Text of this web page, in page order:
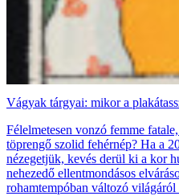
Vágyak tárgyai: mikor a
Félelmetesen vonzó femme
töprengő szolid fehérnép? Ha a
nézegetjük, kevés derül ki a kor
nehezedő ellentmondásos
rohamtempóban változó világáról